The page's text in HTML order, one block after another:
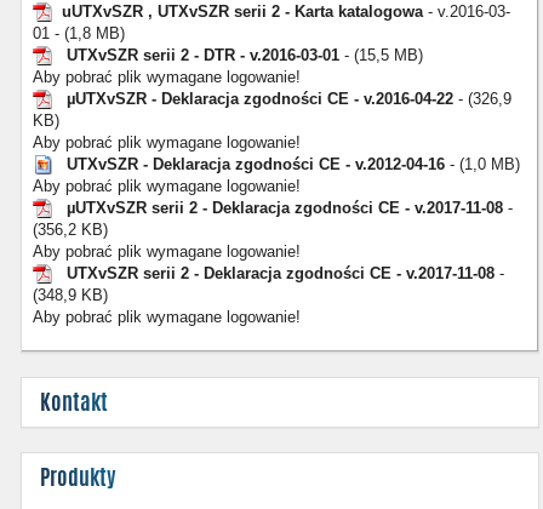
uUTXvSZR , UTXvSZR serii 2 - Karta katalogowa - v.2016-03-
01 - (1,8 MB)
UTXvSZR serii 2 - DTR - v.2016-03-01 - (15,5 MB)
Aby pobrać plik wymagane logowanie!
µUTXvSZR - Deklaracja zgodności CE - v.2016-04-22 - (326,9
KB)
Aby pobrać plik wymagane logowanie!
UTXvSZR - Deklaracja zgodności CE - v.2012-04-16 - (1,0 MB)
Aby pobrać plik wymagane logowanie!
µUTXvSZR serii 2 - Deklaracja zgodności CE - v.2017-11-08 -
(356,2 KB)
Aby pobrać plik wymagane logowanie!
UTXvSZR serii 2 - Deklaracja zgodności CE - v.2017-11-08 -
(348,9 KB)
Aby pobrać plik wymagane logowanie!
Kontakt
Produkty